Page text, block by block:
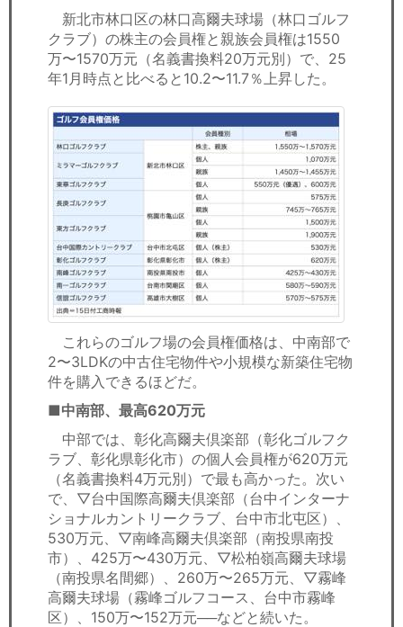
新北市林口区の林口高爾夫球場（林口ゴルフ
クラブ）の株主の会員権と親族会員権は1550
万〜1570万元（名義書換料20万元別）で、25
年1月時点と比べると10.2〜11.7％上昇した。
これらのゴルフ場の会員権価格は、中南部で
2〜3LDKの中古住宅物件や小規模な新築住宅物
件を購入できるほどだ。
■中南部、最高620万元
中部では、彰化高爾夫倶楽部（彰化ゴルフク
ラブ、彰化県彰化市）の個人会員権が620万元
（名義書換料4万元別）で最も高かった。次い
で、▽台中国際高爾夫倶楽部（台中インターナ
ショナルカントリークラブ、台中市北屯区）、
530万元、▽南峰高爾夫倶楽部（南投県南投
市）、425万〜430万元、▽松柏嶺高爾夫球場
（南投県名間郷）、260万〜265万元、▽霧峰
高爾夫球場（霧峰ゴルフコース、台中市霧峰
区）、150万〜152万元──などと続いた。